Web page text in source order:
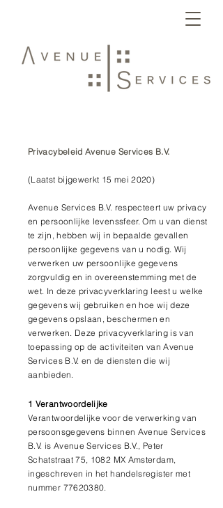
Privacybeleid Avenue Services B.V.
(Laatst bijgewerkt 15 mei 2020)
Avenue Services B.V. respecteert uw privacy
en persoonlijke levenssfeer. Om u van dienst
te zijn, hebben wij in bepaalde gevallen
persoonlijke gegevens van u nodig. Wij
verwerken uw persoonlijke gegevens
zorgvuldig en in overeenstemming met de
wet. In deze privacyverklaring leest u welke
gegevens wij gebruiken en hoe wij deze
gegevens opslaan, beschermen en
verwerken. Deze privacyverklaring is van
toepassing op de activiteiten van Avenue
Services B.V. en de diensten die wij
aanbieden.
1 Verantwoordelijke
Verantwoordelijke voor de verwerking van
persoonsgegevens binnen Avenue Services
B.V. is Avenue Services B.V., Peter
Schatstraat 75, 1082 MX Amsterdam,
ingeschreven in het handelsregister met
nummer 77620380.